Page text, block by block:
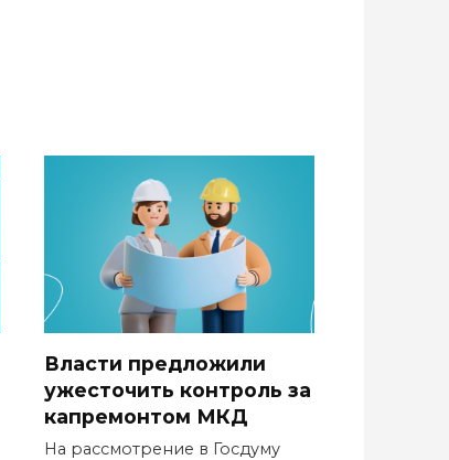
Власти предложили
ужесточить контроль за
капремонтом МКД
На рассмотрение в Госдуму